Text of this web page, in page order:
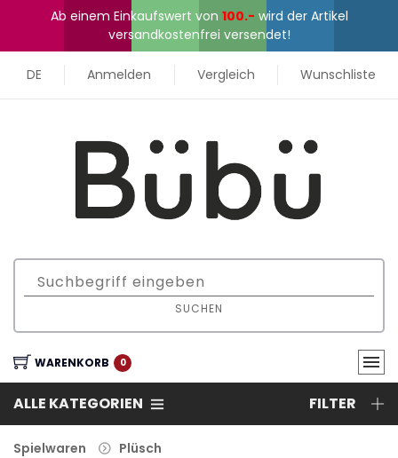
Ab einem Einkaufswert von 100.- wird der Artikel
versandkostenfrei versendet!
DE Anmelden Vergleich Wunschliste
SUCHEN
WARENKORB 0
ALLE KATEGORIEN FILTER
Spielwaren Plüsch